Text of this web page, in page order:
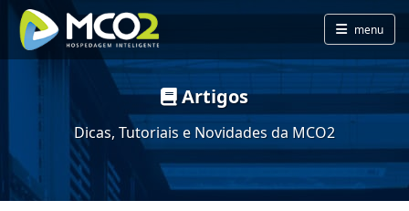
menu
Artigos
Dicas, Tutoriais e Novidades da MCO2